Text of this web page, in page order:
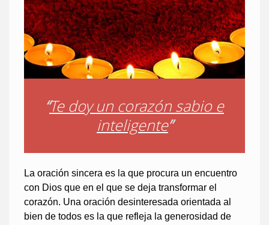
“Te doy un corazón sabio e
inteligente”
La oración sincera es la que procura un encuentro
con Dios que en el que se deja transformar el
corazón. Una oración desinteresada orientada al
bien de todos es la que refleja la generosidad de